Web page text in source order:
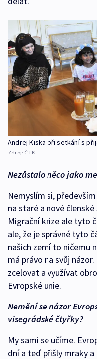
Andrej Kiska při setkání s
Zdroj: ČTK
Nezůstalo něco jako
Nemyslím si,
na staré a nové
Migrační krize ale tyto
ale, že je správné tyto
našich zemí to ničemu
má právo na svůj
zcelovat a využívat
Evropské unie.
Nemění se názor
visegrádské čtyřky?
My sami se učíme.
dní a teď přišly mraky